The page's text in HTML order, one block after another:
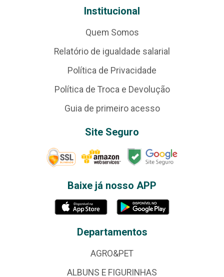
Institucional
Quem Somos
Relatório de igualdade salarial
Política de Privacidade
Política de Troca e Devolução
Guia de primeiro acesso
Site Seguro
Baixe já nosso APP
Departamentos
AGRO&PET
ALBUNS E FIGURINHAS